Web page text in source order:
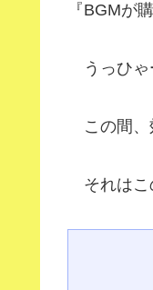
『BGMが
うっひゃ
この間、
それはこ